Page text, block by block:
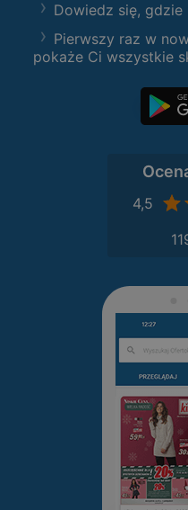
Dowiedz się,
Pierwszy raz w
pokaże Ci wszystkie
4,5